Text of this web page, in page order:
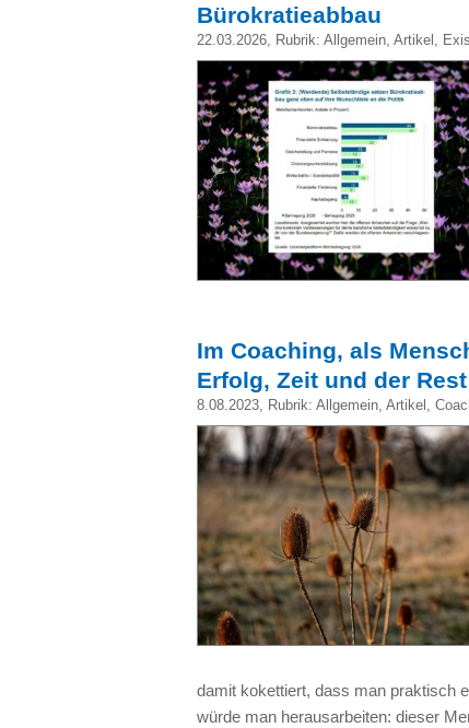
Bürokratieabbau
22.03.2026, Rubrik: Allgemein, Artikel ,
Im Coaching, als
Erfolg, Zeit und der
8.08.2023, Rubrik: Allgemein, Artikel ,
damit kokettiert, dass man praktisch
würde man herausarbeiten: dieser